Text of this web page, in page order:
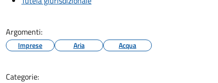
Argomenti:
Imprese Aria Acqua
Categorie: